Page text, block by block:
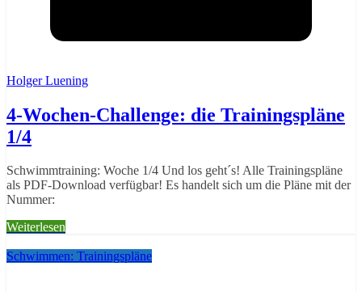
Holger Luening
4-Wochen-Challenge: die Trainingspläne
1/4
Schwimmtraining: Woche 1/4 Und los geht´s! Alle Trainingspläne
als PDF-Download verfügbar! Es handelt sich um die Pläne mit der
Nummer:
Weiterlesen
Schwimmen: Trainingspläne